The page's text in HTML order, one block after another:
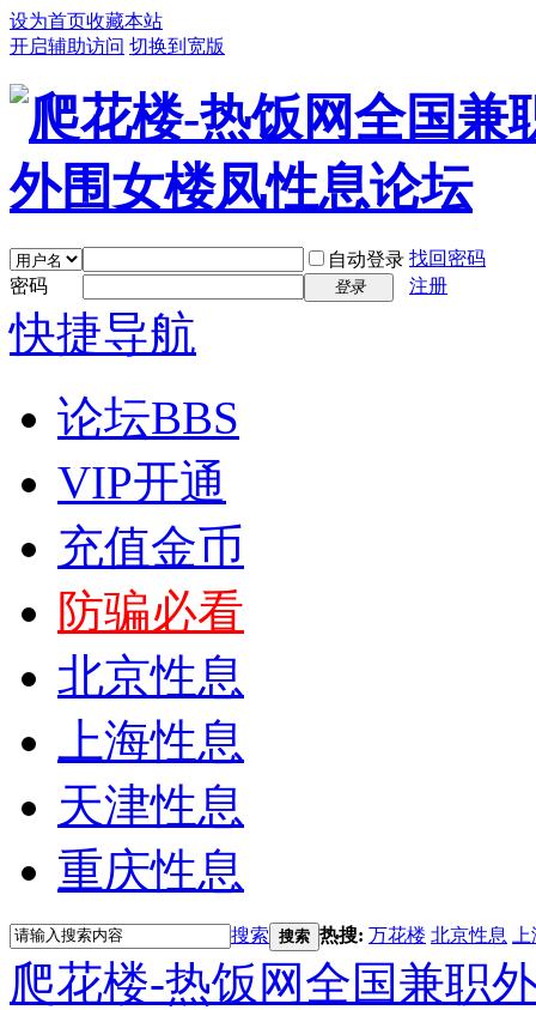
设为首页收藏本站
开启辅助访问 切换到宽版
自动登录 找回密码
密码
登录 注册
快捷导航
论坛BBS
VIP开通
充值金币
防骗必看
北京性息
上海性息
天津性息
重庆性息
搜索 搜索 热搜: 万花楼 北京性息
爬花楼-热饭网全国兼职